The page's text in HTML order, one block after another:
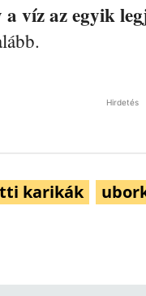
víz az egyik
Hirdetés
karikák